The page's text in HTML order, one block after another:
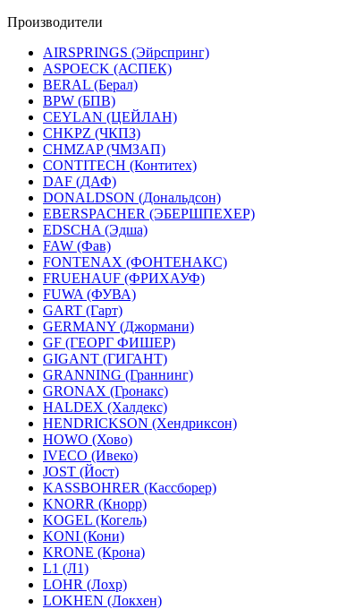
Производители
AIRSPRINGS (Эйрспринг)
ASPOECK (АСПЕК)
BERAL (Берал)
BPW (БПВ)
CEYLAN (ЦЕЙЛАН)
CHKPZ (ЧКПЗ)
CHMZAP (ЧМЗАП)
CONTITECH (Контитех)
DAF (ДАФ)
DONALDSON (Дональдсон)
EBERSPACHER (ЭБЕРШПЕХЕР)
EDSCHA (Эдша)
FAW (Фав)
FONTENAX (ФОНТЕНАКС)
FRUEHAUF (ФРИХАУФ)
FUWA (ФУВА)
GART (Гарт)
GERMANY (Джормани)
GF (ГЕОРГ ФИШЕР)
GIGANT (ГИГАНТ)
GRANNING (Граннинг)
GRONAX (Гронакс)
HALDEX (Халдекс)
HENDRICKSON (Хендриксон)
HOWO (Хово)
IVECO (Ивеко)
JOST (Йост)
KASSBOHRER (Касcборер)
KNORR (Кнорр)
KOGEL (Когель)
KONI (Кони)
KRONE (Крона)
L1 (Л1)
LOHR (Лохр)
LOKHEN (Локхен)